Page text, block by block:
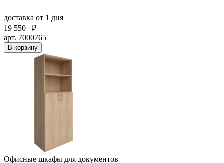
доставка от 1 дня
19 550
₽
арт. 7000765
В корзину
Офисные шкафы для документов